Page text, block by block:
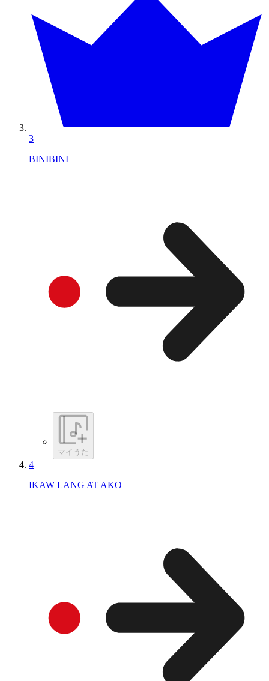
3
BINIBINI
マイうた
4
IKAW LANG AT AKO